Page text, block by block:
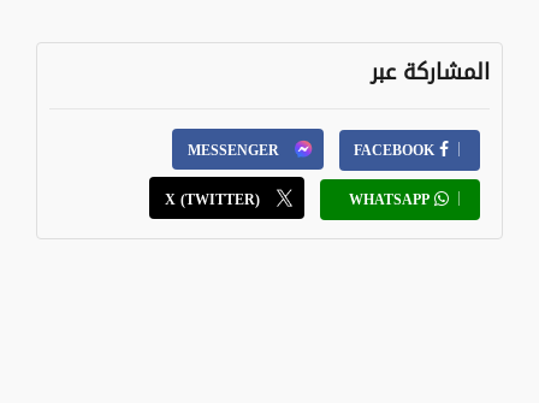
المشاركة عبر
FACEBOOK
MESSENGER
WHATSAPP
X (TWITTER)